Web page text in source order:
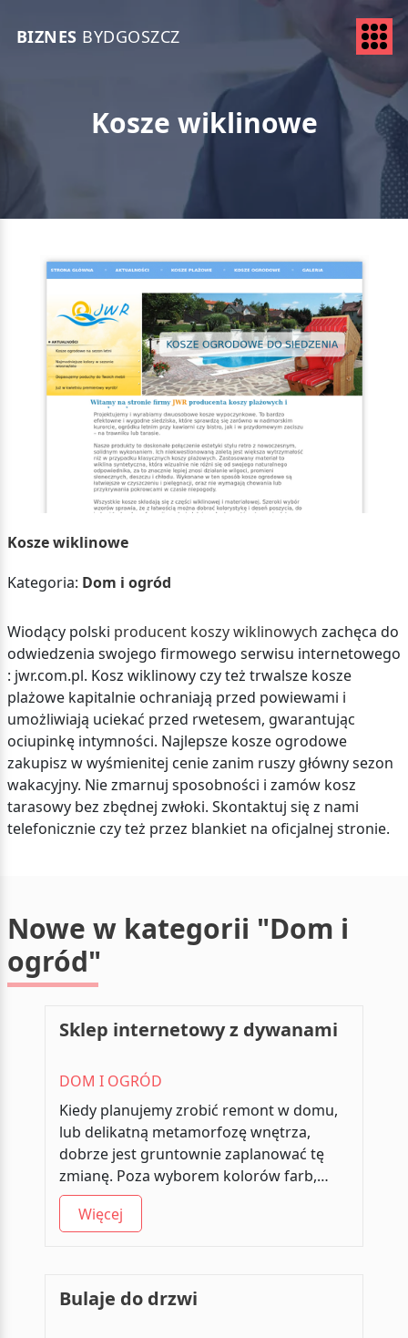
BIZNES BYDGOSZCZ
Kosze wiklinowe
Kosze wiklinowe
Kategoria: Dom i ogród
Wiodący polski producent koszy wiklinowych zachęca do
odwiedzenia swojego firmowego serwisu internetowego
: jwr.com.pl. Kosz wiklinowy czy też trwalsze kosze
plażowe kapitalnie ochraniają przed powiewami i
umożliwiają uciekać przed rwetesem, gwarantując
ociupinkę intymności. Najlepsze kosze ogrodowe
zakupisz w wyśmienitej cenie zanim ruszy główny sezon
wakacyjny. Nie zmarnuj sposobności i zamów kosz
tarasowy bez zbędnej zwłoki. Skontaktuj się z nami
telefonicznie czy też przez blankiet na oficjalnej stronie.
Nowe w kategorii "Dom i
ogród"
Sklep internetowy z dywanami
DOM I OGRÓD
Kiedy planujemy zrobić remont w domu,
lub delikatną metamorfozę wnętrza,
dobrze jest gruntownie zaplanować tę
zmianę. Poza wyborem kolorów farb,…
Więcej
Bulaje do drzwi